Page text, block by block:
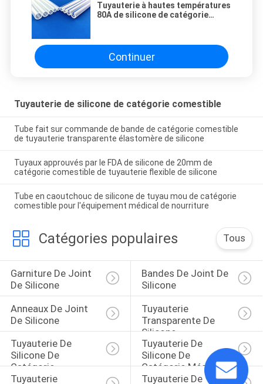
Tuyauterie à hautes températures
80A de silicone de catégorie
Continuer
Tuyauterie de silicone de catégorie comestible
Tube fait sur commande de bande de catégorie comestible
de tuyauterie transparente élastomère de silicone
Tuyaux approuvés par le FDA de silicone de 20mm de
catégorie comestible de tuyauterie flexible de silicone
Tube en caoutchouc de silicone de tuyau mou de catégorie
comestible pour l'équipement médical de nourriture
Catégories populaires Tous
Garniture De Joint
De Silicone
Bandes De Joint De
Silicone
Anneaux De Joint
De Silicone
Tuyauterie
Transparente De
Silicone
Tuyauterie De
Silicone De
Catégorie
Comestible
Tuyauterie De
Silicone De
Catégorie Médicale
Tuyauterie
Tuyauterie De